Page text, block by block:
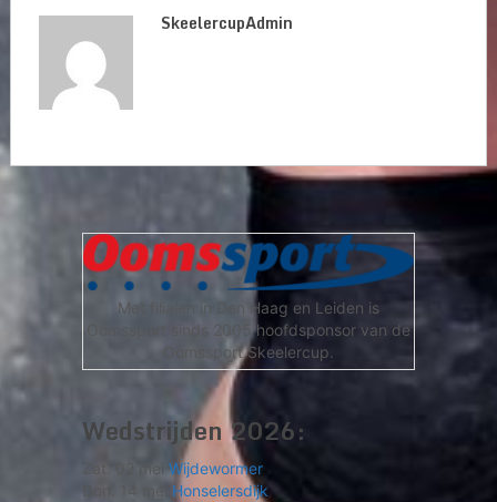
SkeelercupAdmin
Met filialen in Den Haag en Leiden is
Oomssport sinds 2005 hoofdsponsor van de
Oomssport Skeelercup.
Wedstrijden 2026:
Zat. 02 mei Wijdewormer
Don. 14 mei Honselersdijk